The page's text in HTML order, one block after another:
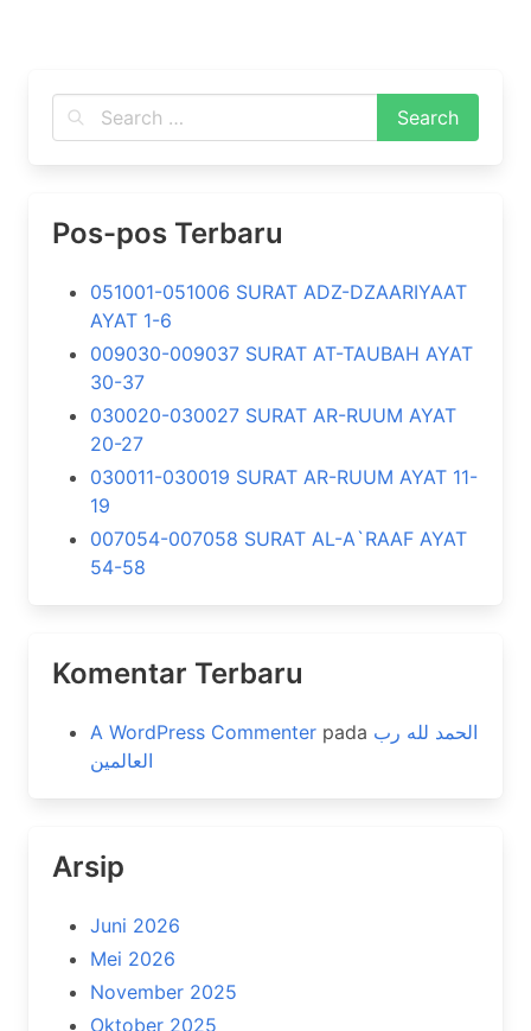
Pos-pos Terbaru
051001-051006 SURAT ADZ-DZAARIYAAT
AYAT 1-6
009030-009037 SURAT AT-TAUBAH AYAT
30-37
030020-030027 SURAT AR-RUUM AYAT
20-27
030011-030019 SURAT AR-RUUM AYAT 11-
19
007054-007058 SURAT AL-A`RAAF AYAT
54-58
Komentar Terbaru
A WordPress Commenter pada الحمد لله رب
العالمين
Arsip
Juni 2026
Mei 2026
November 2025
Oktober 2025